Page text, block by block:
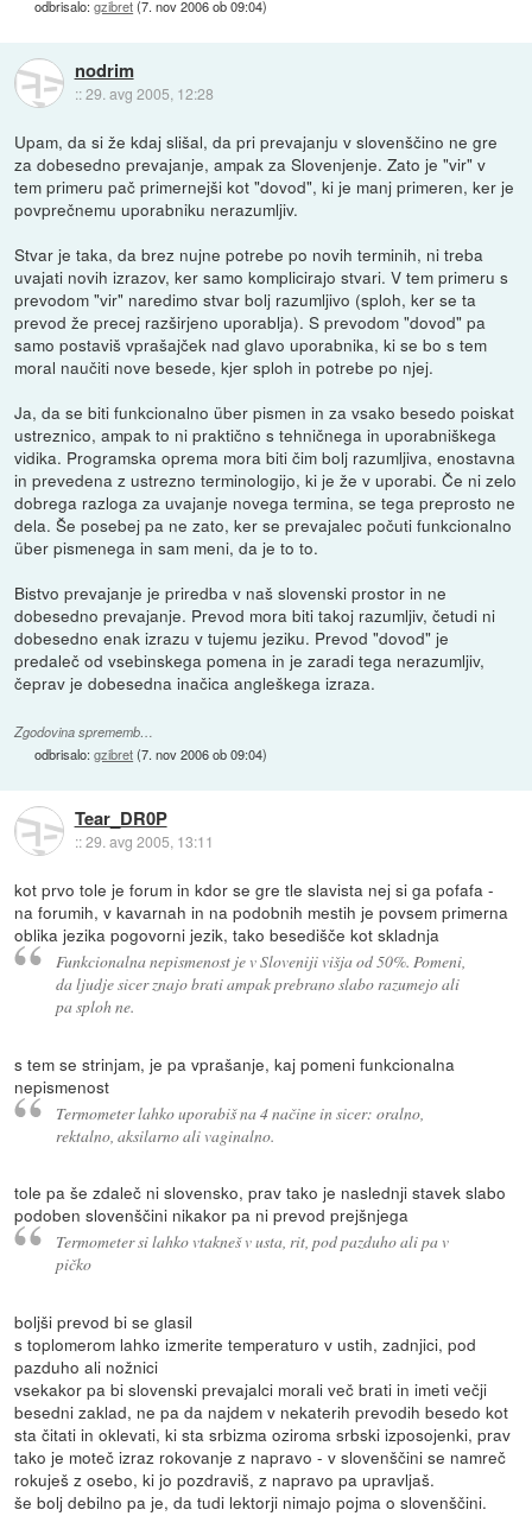
odbrisalo:gzibret(7. nov 2006 ob 09:04)
nodrim
::29. avg 2005, 12:28
Upam, da si že kdaj slišal, da pri prevajanju v slovenščino ne gre
za dobesedno prevajanje, ampak za Slovenjenje. Zato je "vir" v
tem primeru pač primernejši kot "dovod", ki je manj primeren, ker je
povprečnemu uporabniku nerazumljiv.
Stvar je taka, da brez nujne potrebe po novih terminih, ni treba
uvajati novih izrazov, ker samo komplicirajo stvari. V tem primeru s
prevodom "vir" naredimo stvar bolj razumljivo (sploh, ker se ta
prevod že precej razširjeno uporablja). S prevodom "dovod" pa
samo postaviš vprašajček nad glavo uporabnika, ki se bo s tem
moral naučiti nove besede, kjer sploh in potrebe po njej.
Ja, da se biti funkcionalno über pismen in za vsako besedo poiskat
ustreznico, ampak to ni praktično s tehničnega in uporabniškega
vidika. Programska oprema mora biti čim bolj razumljiva, enostavna
in prevedena z ustrezno terminologijo, ki je že v uporabi. Če ni zelo
dobrega razloga za uvajanje novega termina, se tega preprosto ne
dela. Še posebej pa ne zato, ker se prevajalec počuti funkcionalno
über pismenega in sam meni, da je to to.
Bistvo prevajanje je priredba v naš slovenski prostor in ne
dobesedno prevajanje. Prevod mora biti takoj razumljiv, četudi ni
dobesedno enak izrazu v tujemu jeziku. Prevod "dovod" je
predaleč od vsebinskega pomena in je zaradi tega nerazumljiv,
čeprav je dobesedna inačica angleškega izraza.
Zgodovina sprememb…
odbrisalo:gzibret(7. nov 2006 ob 09:04)
Tear_DR0P
::29. avg 2005, 13:11
kot prvo tole je forum in kdor se gre tle slavista nej si ga pofafa -
na forumih, v kavarnah in na podobnih mestih je povsem primerna
oblika jezika pogovorni jezik, tako besedišče kot skladnja
Funkcionalna nepismenost je v Sloveniji višja od 50%. Pomeni,
da ljudje sicer znajo brati ampak prebrano slabo razumejo ali
pa sploh ne.
s tem se strinjam, je pa vprašanje, kaj pomeni funkcionalna
nepismenost
Termometer lahko uporabiš na 4 načine in sicer: oralno,
rektalno, aksilarno ali vaginalno.
tole pa še zdaleč ni slovensko, prav tako je naslednji stavek slabo
podoben slovenščini nikakor pa ni prevod prejšnjega
Termometer si lahko vtakneš v usta, rit, pod pazduho ali pa v
pičko
boljši prevod bi se glasil
s toplomerom lahko izmerite temperaturo v ustih, zadnjici, pod
pazduho ali nožnici
vsekakor pa bi slovenski prevajalci morali več brati in imeti večji
besedni zaklad, ne pa da najdem v nekaterih prevodih besedo kot
sta čitati in oklevati, ki sta srbizma oziroma srbski izposojenki, prav
tako je moteč izraz rokovanje z napravo - v slovenščini se namreč
rokuješ z osebo, ki jo pozdraviš, z napravo pa upravljaš.
še bolj debilno pa je, da tudi lektorji nimajo pojma o slovenščini.